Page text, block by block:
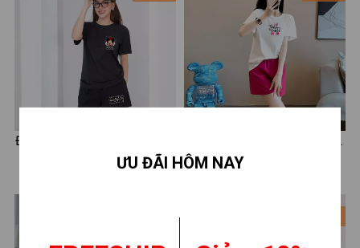
Đồ bộ nữ mặc nhà dáng rộng
thời trang hè - Quần áo cộc
420.000 ₫
thun form rộng và quần đùi
290.000 ₫
ƯU ĐÃI HÔM NAY